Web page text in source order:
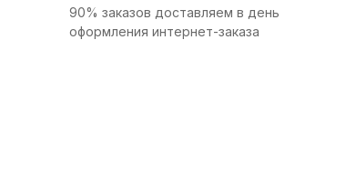
90% заказов доставляем в день
оформления интернет-заказа